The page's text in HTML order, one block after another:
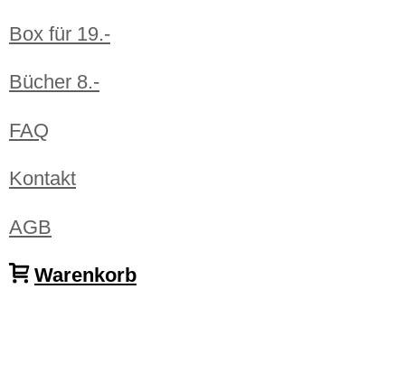
Box für 19.-
Bücher 8.-
FAQ
Kontakt
AGB
Warenkorb